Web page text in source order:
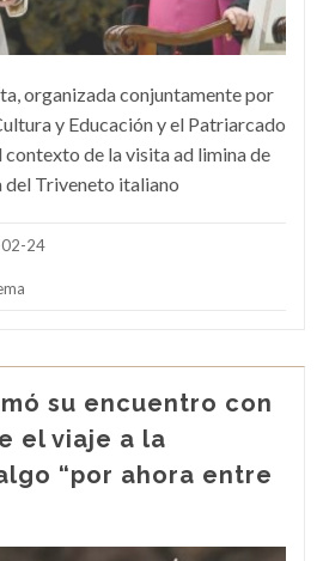
organizada conjuntamente por
y Educación y el Patriarcado
contexto de la visita ad limina de
del Triveneto italiano
02-24
su encuentro con
el viaje a la
“por ahora entre